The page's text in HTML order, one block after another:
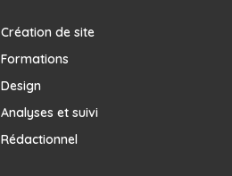
Création de site
Formations
Design
Analyses et suivi
Rédactionnel